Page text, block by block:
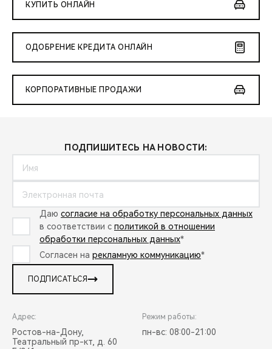
КУПИТЬ ОНЛАЙН
ОДОБРЕНИЕ КРЕДИТА ОНЛАЙН
КОРПОРАТИВНЫЕ ПРОДАЖИ
ПОДПИШИТЕСЬ НА НОВОСТИ:
Даю согласие на обработку персональных данных
в соответствии с политикой в отношении
обработки персональных данных*
Согласен на рекламную коммуникацию*
ПОДПИСАТЬСЯ
Адрес:
Ростов-на-Дону,
Театральный пр-кт, д. 60
Режим работы:
пн-вс: 08:00-21:00